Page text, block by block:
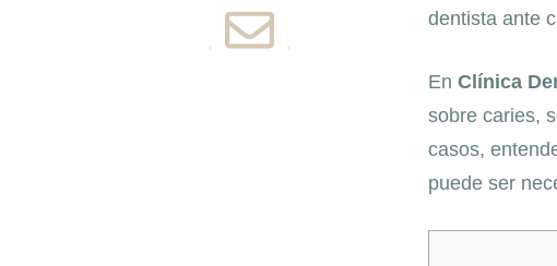
dentista ante
En Clínica
sobre caries,
casos,
puede ser